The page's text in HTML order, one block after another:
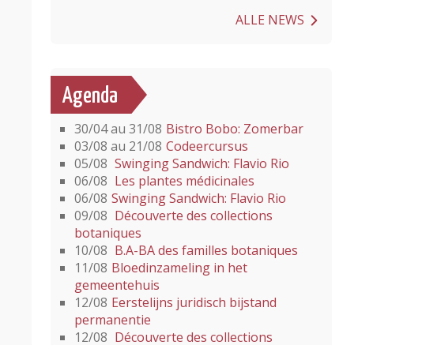
ALLE NEWS
Agenda
30/04 au 31/08 Bistro Bobo: Zomerbar
03/08 au 21/08 Codeercursus
05/08 Swinging Sandwich: Flavio Rio
06/08 Les plantes médicinales
06/08 Swinging Sandwich: Flavio Rio
09/08 Découverte des collections
botaniques
10/08 B.A-BA des familles botaniques
11/08 Bloedinzameling in het
gemeentehuis
12/08 Eerstelijns juridisch bijstand
permanentie
12/08 Découverte des collections